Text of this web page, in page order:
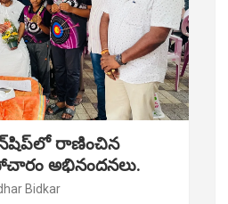
రాణించిన
అభినందనలు.
Bidkar